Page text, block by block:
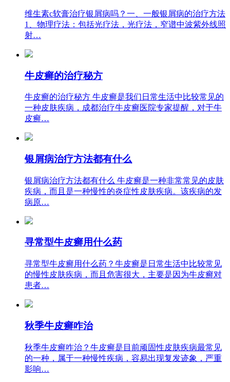
维生素c软膏治疗银屑病吗？一、一般银屑病的治疗方法
1、物理疗法：包括光疗法，光疗法，窄谱中波紫外线照
射…
牛皮癣的治疗秘方
牛皮癣的治疗秘方 牛皮癣是我们日常生活中比较常见的
一种皮肤疾病，成都治疗牛皮癣医院专家提醒，对于牛
皮癣…
银屑病治疗方法都有什么
银屑病治疗方法都有什么 牛皮癣是一种非常常见的皮肤
疾病，而且是一种慢性的炎症性皮肤疾病。该疾病的发
病原…
寻常型牛皮癣用什么药
寻常型牛皮癣用什么药？牛皮癣是日常生活中比较常见
的慢性皮肤疾病，而且危害很大，主要是因为牛皮癣对
患者…
秋季牛皮癣咋治
秋季牛皮癣咋治？牛皮癣是目前顽固性皮肤疾病最常见
的一种，属于一种慢性疾病，容易出现复发迹象，严重
影响…